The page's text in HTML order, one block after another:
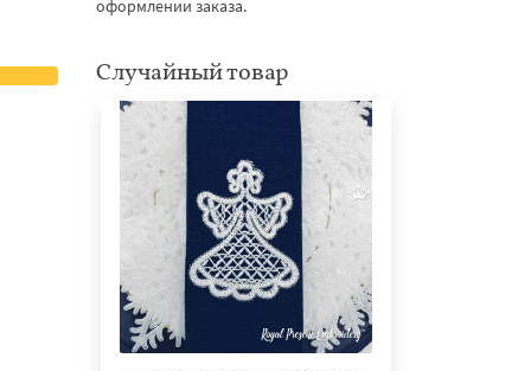
оформлении заказа.
Случайный товар